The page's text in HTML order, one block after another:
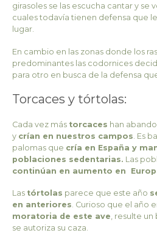
girasoles se las escucha cantar y se
cuales todavía tienen defensa que
lugar.
En cambio en las zonas donde los
predominantes las codornices
para otro en busca de la defensa
Torcaces y tórtolas:
Cada vez más torcaces han
y crían en nuestros campos . Es
palomas que cría en España y
poblaciones sedentarias. Las
continúan en aumento en
Las tórtolas parece que este año
en anteriores. Curioso que el año
moratoria de este ave, resulte
se autoriza su caza.